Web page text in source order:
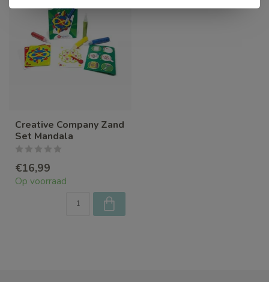
Creative Company Zand
Set Mandala
€16,99
Op voorraad